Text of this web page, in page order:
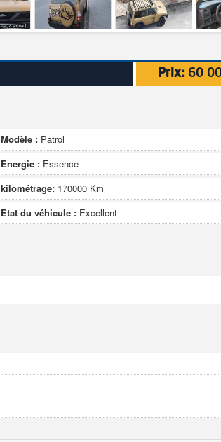
Prix: 60
Modèle : Patrol
Energie : Essence
kilométrage: 170000 Km
Etat du véhicule : Excellent